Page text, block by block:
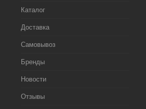
Каталог
Доставка
Самовывоз
Бренды
Новости
Отзывы